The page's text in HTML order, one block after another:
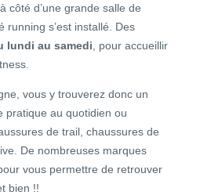
côté d’une grande salle de
running s’est installé. Des
lundi au samedi , pour accueillir
vous y trouverez donc un
pratique au quotidien ou
de trail, chaussures de
De nombreuses marques
vous permettre de retrouver
bien !!